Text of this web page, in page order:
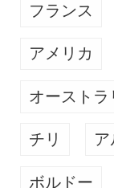
フランス
アメリカ
オーストラ
チリ
ボルドー